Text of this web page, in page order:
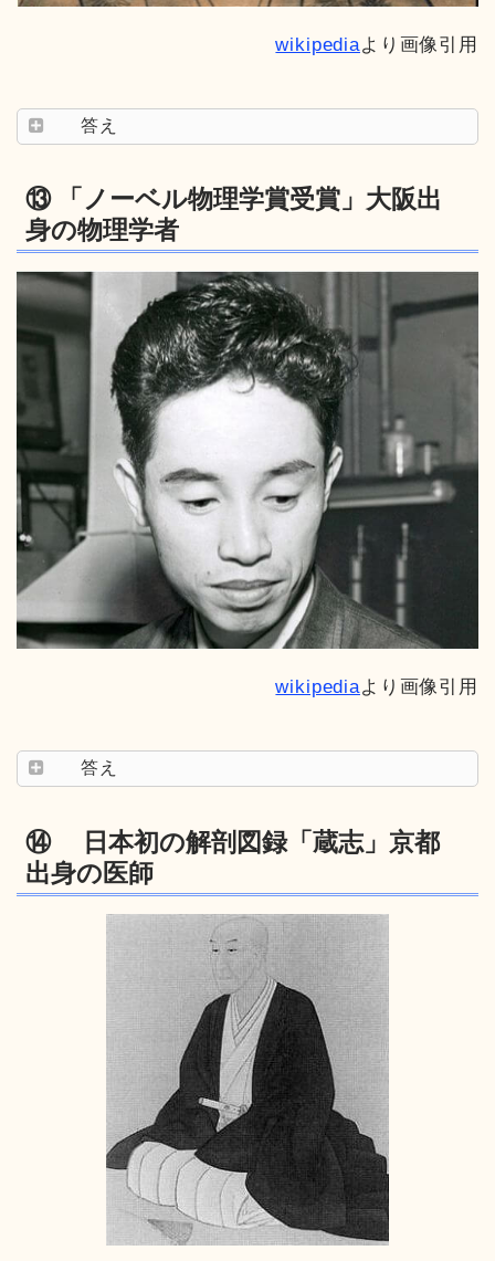
wikipediaより画像引用
答え
⑬ 「ノーベル物理学賞受賞」大阪出
身の物理学者
wikipediaより画像引用
答え
⑭ 日本初の解剖図録「蔵志」京都
出身の医師